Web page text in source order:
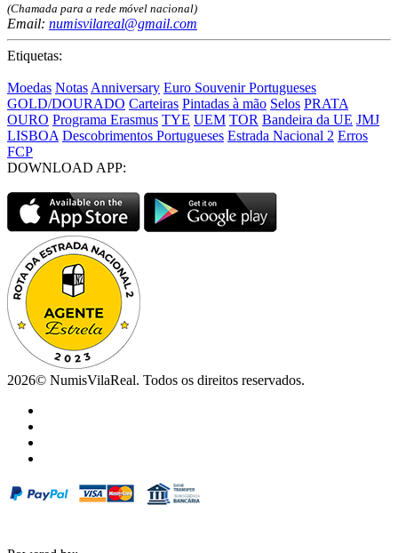
(Chamada para a rede móvel nacional)
Email: numisvilareal@gmail.com
Etiquetas:
Moedas Notas Anniversary Euro Souvenir Portugueses
GOLD/DOURADO Carteiras Pintadas à mão Selos PRATA
OURO Programa Erasmus TYE UEM TOR Bandeira da UE JMJ
LISBOA Descobrimentos Portugueses Estrada Nacional 2 Erros
FCP
DOWNLOAD APP:
2026© NumisVilaReal. Todos os direitos reservados.